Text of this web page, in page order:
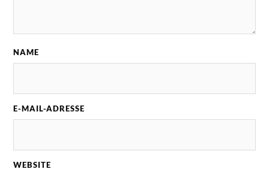
NAME
E-MAIL-ADRESSE
WEBSITE